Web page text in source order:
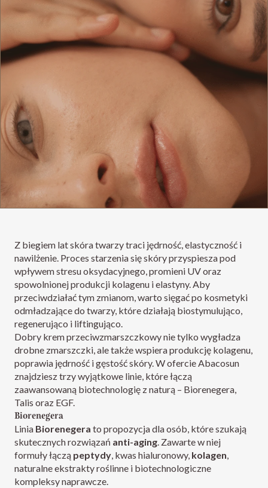
Z biegiem lat skóra twarzy traci jędrność, elastyczność i
nawilżenie. Proces starzenia się skóry przyspiesza pod
wpływem stresu oksydacyjnego, promieni UV oraz
spowolnionej produkcji kolagenu i elastyny. Aby
przeciwdziałać tym zmianom, warto sięgać po kosmetyki
odmładzające do twarzy, które działają biostymulująco,
regenerująco i liftingująco.
Dobry krem przeciwzmarszczkowy nie tylko wygładza
drobne zmarszczki, ale także wspiera produkcję kolagenu,
poprawia jędrność i gęstość skóry. W ofercie Abacosun
znajdziesz trzy wyjątkowe linie, które łączą
zaawansowaną biotechnologię z naturą – Biorenegera,
Talis oraz EGF.
Biorenegera
Linia Biorenegera to propozycja dla osób, które szukają
skutecznych rozwiązań anti-aging. Zawarte w niej
formuły łączą peptydy, kwas hialuronowy, kolagen,
naturalne ekstrakty roślinne i biotechnologiczne
kompleksy naprawcze.